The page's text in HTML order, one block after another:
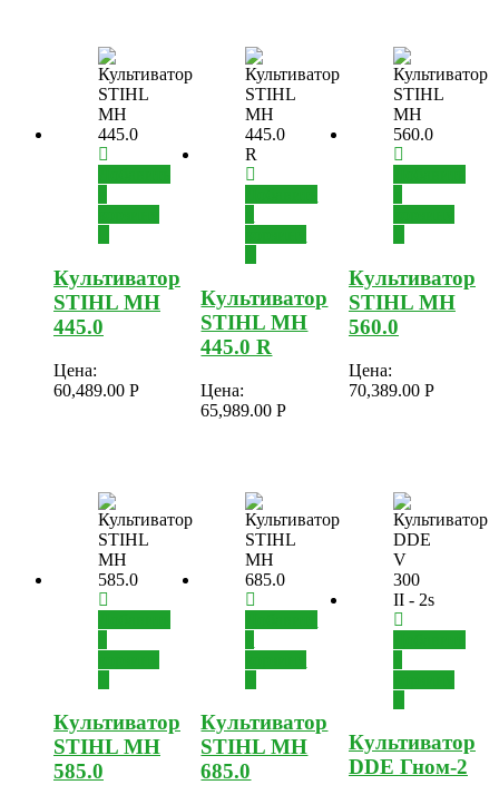
Культиватор
STIHL MH
445.0
Цена:
60,489.00 Р
Культиватор
STIHL MH
445.0 R
Цена:
65,989.00Р
Культиватор
STIHL MH
560.0
Цена:
70,389.00 Р
Культиватор
STIHL MH
585.0
Культиватор
STIHL MH
685.0
Культиватор
DDE Гном-2